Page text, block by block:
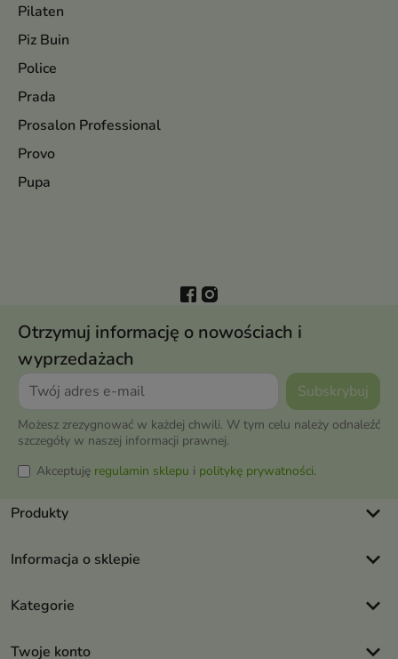
Pilaten
Piz Buin
Police
Prada
Prosalon Professional
Provo
Pupa
Otrzymuj informację o nowościach i
wyprzedażach
Możesz zrezygnować w każdej chwili. W tym celu należy odnaleźć
szczegóły w naszej informacji prawnej.
Akceptuję regulamin sklepu i politykę prywatności.
Produkty keyboard_arrow_down
Informacja o sklepie keyboard_arrow_down
Kategorie keyboard_arrow_down
Twoje konto keyboard_arrow_down